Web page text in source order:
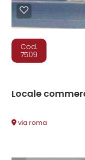
Cod.
7509
Locale
via roma